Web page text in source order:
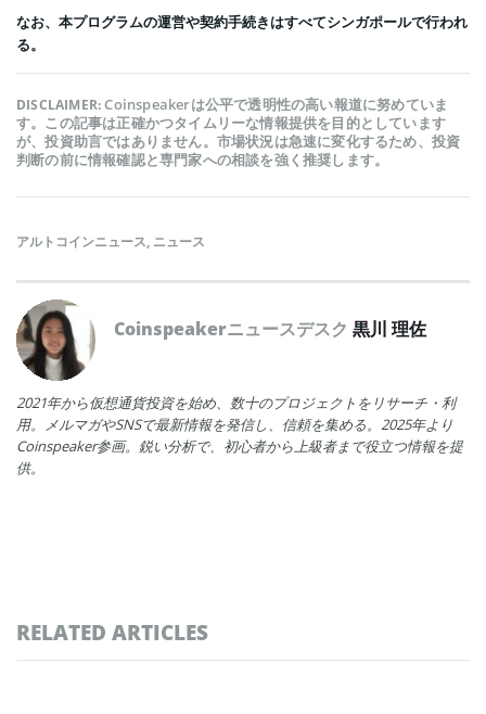
なお、本プログラムの運営や契約手続きはすべてシンガポールで行われ
る。
DISCLAIMER:Coinspeakerは公平で透明性の高い報道に努めていま
す。この記事は正確かつタイムリーな情報提供を目的としています
が、投資助言ではありません。市場状況は急速に変化するため、投資
判断の前に情報確認と専門家への相談を強く推奨します。
アルトコインニュース, ニュース
Coinspeakerニュースデスク 黒川 理佐
2021年から仮想通貨投資を始め、数十のプロジェクトをリサーチ・利
用。メルマガやSNSで最新情報を発信し、信頼を集める。2025年より
Coinspeaker参画。鋭い分析で、初心者から上級者まで役立つ情報を提
供。
RELATED ARTICLES